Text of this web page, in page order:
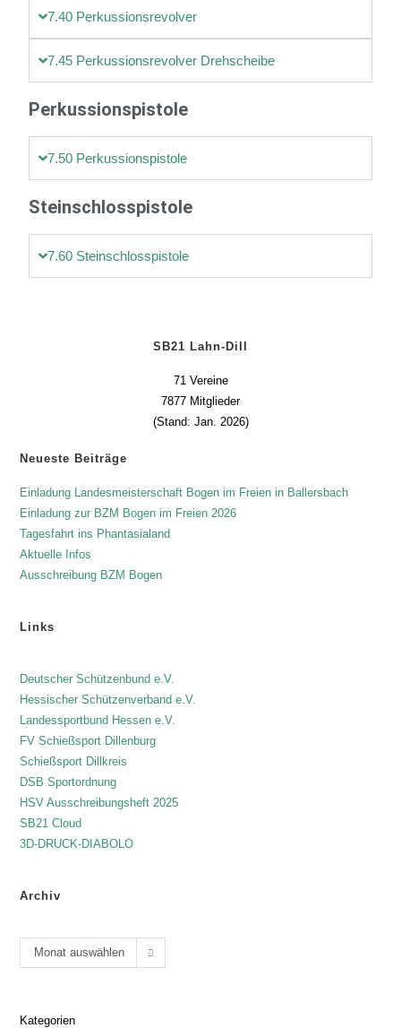
7.40 Perkussionsrevolver
7.45 Perkussionsrevolver Drehscheibe
Perkussionspistole
7.50 Perkussionspistole
Steinschlosspistole
7.60 Steinschlosspistole
SB21 Lahn-Dill
71 Vereine
7877 Mitglieder
(Stand: Jan. 2026)
Neueste Beiträge
Einladung Landesmeisterschaft Bogen im Freien in Ballersbach
Einladung zur BZM Bogen im Freien 2026
Tagesfahrt ins Phantasialand
Aktuelle Infos
Ausschreibung BZM Bogen
Links
Deutscher Schützenbund e.V.
Hessischer Schützenverband e.V.
Landessportbund Hessen e.V.
FV Schießsport Dillenburg
Schießsport Dillkreis
DSB Sportordnung
HSV Ausschreibungsheft 2025
SB21 Cloud
3D-DRUCK-DIABOLO
Archiv
Monat auswählen
Kategorien